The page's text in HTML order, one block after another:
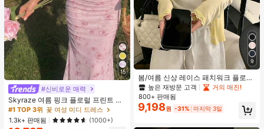
15
#신비로운 매력
Skyraze 여름 핑크 플로럴 프린트 주
름 메쉬 캐미 롱 드레스, 여름 드레스,
봄 옷
#1 TOP 3위 꽃 여성 미디 드레스
1.3k+ 판매됨
(1000+)
9
봄/여름 신상 레이스 패치워크 플로럴
트림 소프트 니트 가디건 경량 재킷 탑
여성용, 코티지코어 옐로우
높은 재방문 고객
거의 매진!
800+ 판매됨
9,198원 -31% 마지막 3일